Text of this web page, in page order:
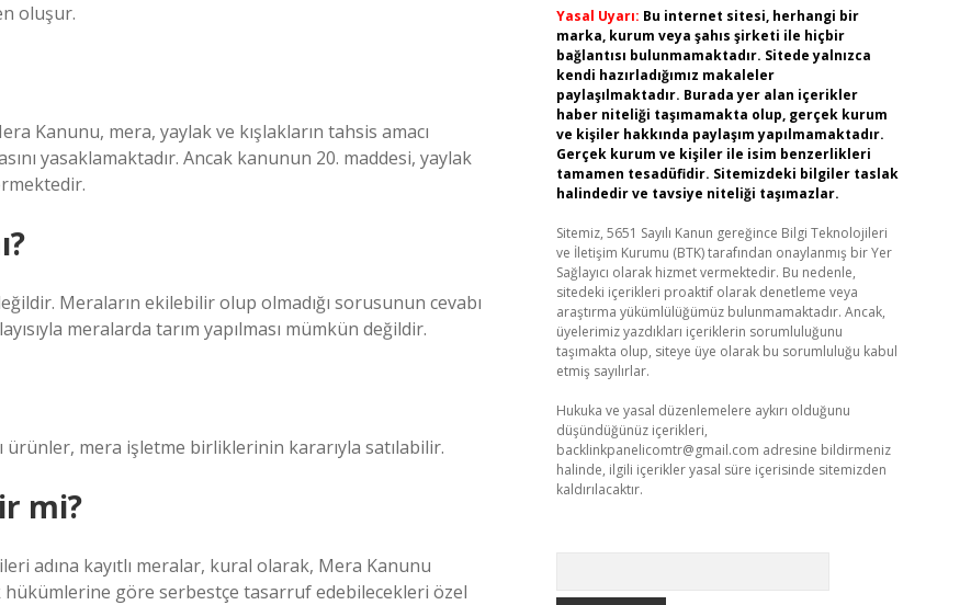
oluşur.
Kanunu, mera, yaylak ve kışlakların tahsis amacı
yasaklamaktadır. Ancak kanunun 20. maddesi, yaylak
Meraların ekilebilir olup olmadığı sorusunun cevabı
meralarda tarım yapılması mümkün değildir.
ürünler, mera işletme birliklerinin kararıyla satılabilir.
mi?
adına kayıtlı meralar, kural olarak, Mera Kanunu
göre serbestçe tasarruf edebilecekleri özel
Yasal Uyarı: Bu internet sitesi, herhangi bir
marka, kurum veya şahıs şirketi ile hiçbir
bağlantısı bulunmamaktadır. Sitede yalnızca
kendi hazırladığımız makaleler
paylaşılmaktadır. Burada yer alan içerikler
haber niteliği taşımamakta olup, gerçek kurum
ve kişiler hakkında paylaşım yapılmamaktadır.
Gerçek kurum ve kişiler ile isim benzerlikleri
tamamen tesadüfidir. Sitemizdeki bilgiler taslak
halindedir ve tavsiye niteliği taşımazlar.
Sitemiz, 5651 Sayılı Kanun gereğince Bilgi Teknolojileri
ve İletişim Kurumu (BTK) tarafından onaylanmış bir Yer
Sağlayıcı olarak hizmet vermektedir. Bu nedenle,
sitedeki içerikleri proaktif olarak denetleme veya
araştırma yükümlülüğümüz bulunmamaktadır. Ancak,
üyelerimiz yazdıkları içeriklerin sorumluluğunu
taşımakta olup, siteye üye olarak bu sorumluluğu kabul
etmiş sayılırlar.
Hukuka ve yasal düzenlemelere aykırı olduğunu
düşündüğünüz içerikleri,
backlinkpanelicomtr@gmail.com adresine bildirmeniz
halinde, ilgili içerikler yasal süre içerisinde sitemizden
kaldırılacaktır.